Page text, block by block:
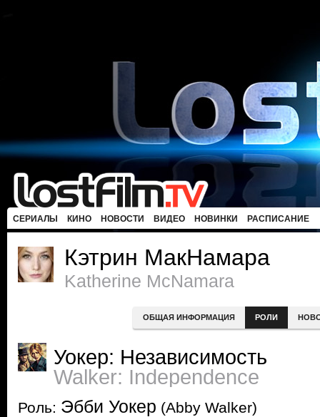
СЕРИАЛЫ КИНО НОВОСТИ ВИДЕО НОВИНКИ РАСПИСАНИЕ
Кэтрин МакНамара
Katherine McNamara
ОБЩАЯ ИНФОРМАЦИЯ РОЛИ
Уокер: Независимость
Walker: Independence
Роль: Эбби Уокер (Abby Walker)